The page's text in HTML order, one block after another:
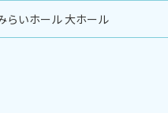
らいホール 大ホール